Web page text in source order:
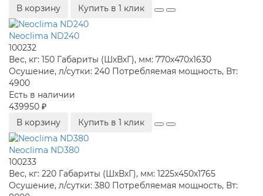
В корзину
Купить в 1 клик
Neoclima ND240
100232
Вес, кг: 150 Габариты (ШхВхГ), мм: 770х470х1630
Осушение, л/сутки: 240 Потребляемая мощность, Вт:
4900
Есть в наличии
439950 ₽
В корзину
Купить в 1 клик
Neoclima ND380
100233
Вес, кг: 220 Габариты (ШхВхГ), мм: 1225х450х1765
Осушение, л/сутки: 380 Потребляемая мощность, Вт: